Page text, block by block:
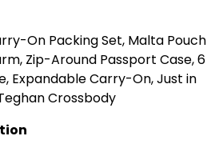
On Packing Set, Malta Pouch
Zip-Around Passport Case, 6
Expandable Carry-On, Just in
Crossbody